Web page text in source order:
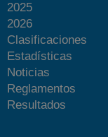
2025
2026
Clasificaciones
Estadísticas
Noticias
Reglamentos
Resultados